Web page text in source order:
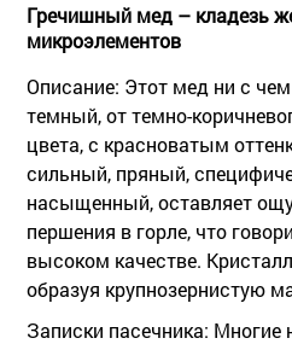
Гречишный мед – кладезь
микроэлементов
Описание: Этот мед ни с
темный, от темно-
цвета, с красноватым
сильный, пряный,
насыщенный, оставляет
першения в горле, что
высоком качестве.
образуя крупнозернистую
Записки пасечника: Многие